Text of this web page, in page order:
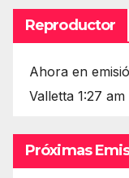
Reproductor
Ahora en
Valletta 1:27 am
Próximas